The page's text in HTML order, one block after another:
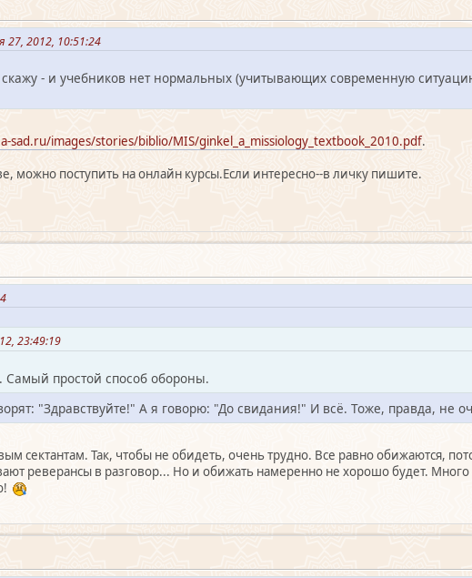
2012, 10:51:24
- и учебников нет нормальных (учитывающих современную
sad.ru/images/stories/biblio/MIS/ginkel_a_missiology_textbook_2010.pdf.
можно поступить на онлайн курсы.Если интересно--в личку пишите.
23:49:19
Самый простой способ обороны.
"Здравствуйте!" А я говорю: "До свидания!" И всё. Тоже, правда, не
сектантам. Так, чтобы не обидеть, очень трудно. Все равно обижаются,
реверансы в разговор... Но и обижать намеренно не хорошо будет. Много